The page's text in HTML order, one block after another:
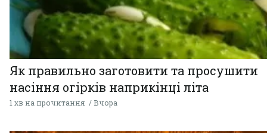
Як правильно заготовити та просушити
насіння огірків наприкінці літа
1 хв на прочитання Вчора